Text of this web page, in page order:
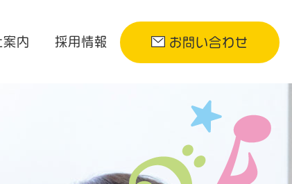
案内 採用情報 お問い合わせ